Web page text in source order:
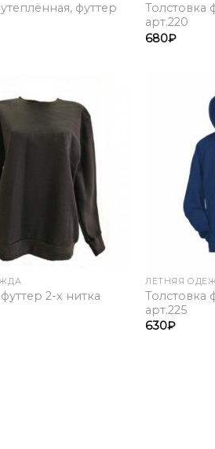
футтер
Толстовка
арт.220
680₽
Add to
Wishlist
2-х нитка
ЛЕТНЯЯ
Толстовка
арт.225
630₽